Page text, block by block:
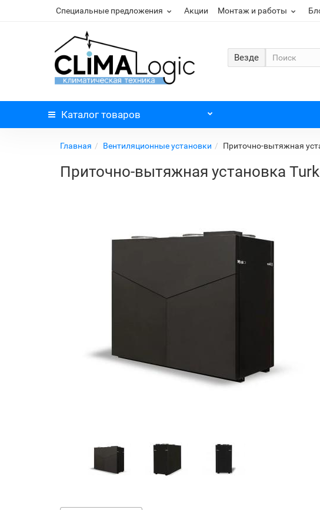
Специальные предложения Акции Монтаж и работы
Везде
Каталог товаров
Главная Вентиляционные установки Приточно-вытяжная
Приточно-вытяжная установка